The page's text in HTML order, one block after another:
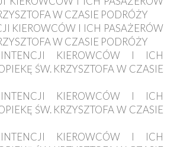
W CZASIE PODRÓŻY
KIEROWCÓW I ICH PASAŻERÓW
W CZASIE PODRÓŻY
KIEROWCÓW I ICH
ŚW. KRZYSZTOFA W CZASIE
KIEROWCÓW I ICH
ŚW. KRZYSZTOFA W CZASIE
KIEROWCÓW I ICH